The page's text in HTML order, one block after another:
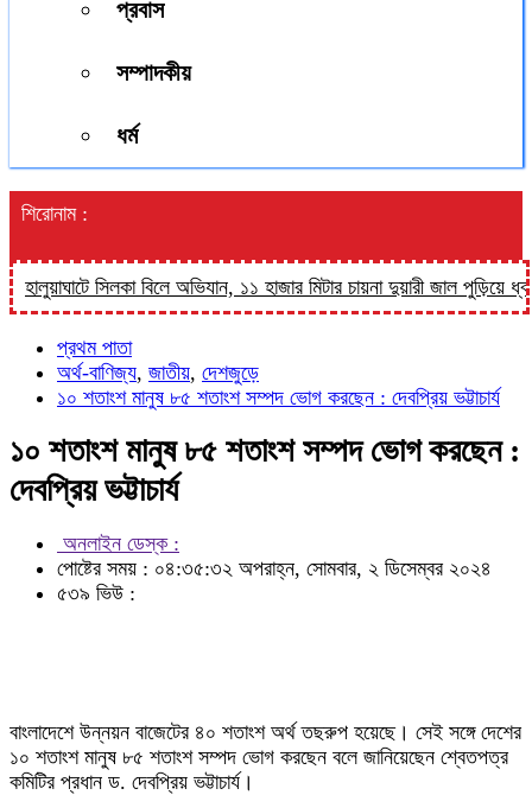
প্রবাস
সম্পাদকীয়
ধর্ম
শিরোনাম :
সিলকা বিলে অভিযান, ১১ হাজার মিটার চায়না দুয়ারী জাল পুড়িয়ে ধ্বংস
প্রথম পাতা
অর্থ-বাণিজ্য, জাতীয়, দেশজুড়ে
১০ শতাংশ মানুষ ৮৫ শতাংশ সম্পদ ভোগ করছেন : দেবপ্রিয় ভট্টাচার্য
১০ শতাংশ মানুষ ৮৫ শতাংশ সম্পদ ভোগ করছেন :
দেবপ্রিয় ভট্টাচার্য
অনলাইন ডেস্ক :
পোষ্টের সময় : ০৪:৩৫:৩২ অপরাহ্ন, সোমবার, ২ ডিসেম্বর ২০২৪
৫৩৯ ভিউ :
বাংলাদেশে উন্নয়ন বাজেটের ৪০ শতাংশ অর্থ তছরুপ হয়েছে। সেই সঙ্গে দেশের
১০ শতাংশ মানুষ ৮৫ শতাংশ সম্পদ ভোগ করছেন বলে জানিয়েছেন শ্বেতপত্র
কমিটির প্রধান ড. দেবপ্রিয় ভট্টাচার্য।